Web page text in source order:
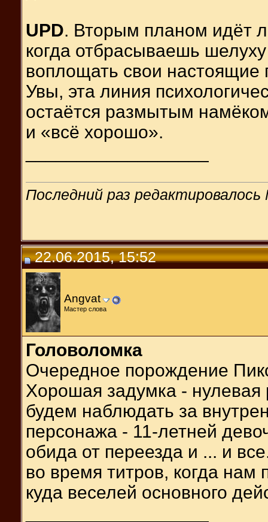
UPD. Вторым планом идёт
когда отбрасываешь
воплощать свои
Увы, эта линия
остаётся размытым
и «всё хорошо».
Последний раз
22.06.2015, 15:52
Angvat
Мастер слова
Головоломка
Очередное порождение
Хорошая задумка -
будем наблюдать за
персонажа - 11-летней
обида от переезда и ... и
во время титров, когда нам
куда веселей основного